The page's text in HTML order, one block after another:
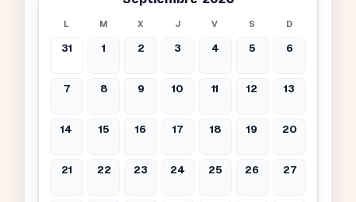
L M X J V S D
31 1 2 3 4 5 6
7 8 9 10 11 12 13
14 15 16 17 18 19 20
21 22 23 24 25 26 27